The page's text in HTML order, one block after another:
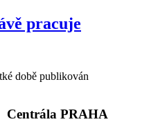
pracuje
době publikován
Centrála PRAHA